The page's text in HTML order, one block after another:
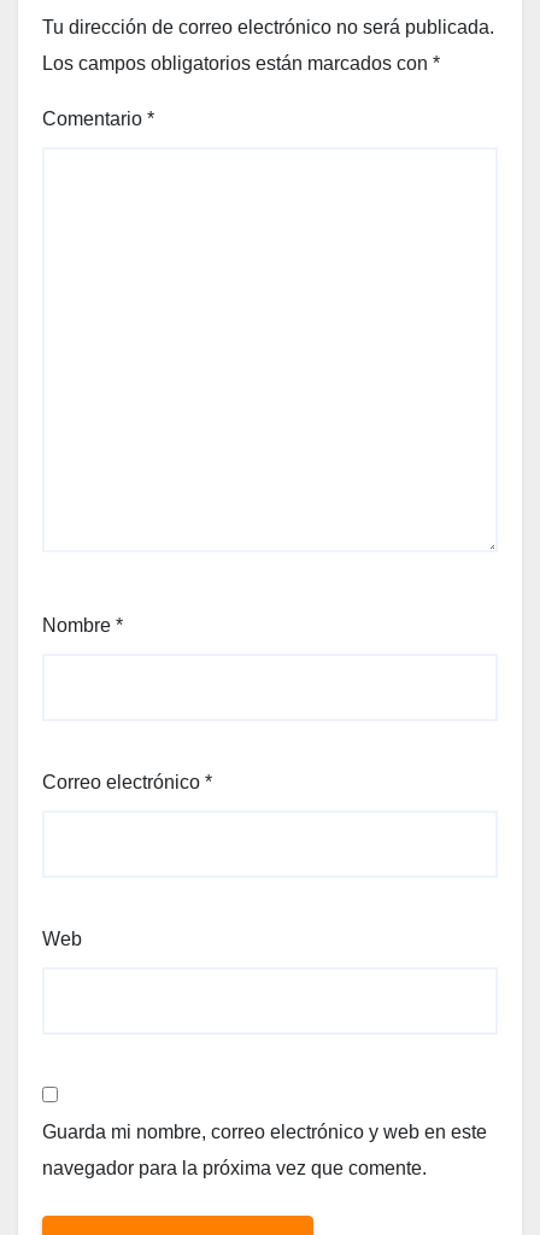
Tu dirección de correo electrónico no será publicada.
Los campos obligatorios están marcados con *
Comentario *
Nombre *
Correo electrónico *
Web
Guarda mi nombre, correo electrónico y web en este
navegador para la próxima vez que comente.